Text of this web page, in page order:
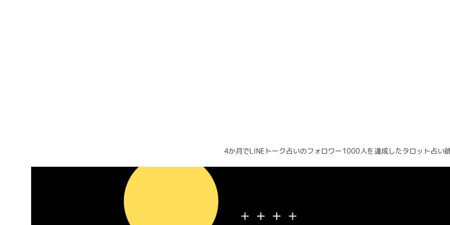
4か月でLINEトーク占いのフォロワー1000人を達成したタロット占い